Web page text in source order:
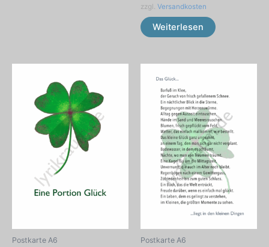
zzgl. Versandkosten
Weiterlesen
Postkarte A6 Postkarte A6